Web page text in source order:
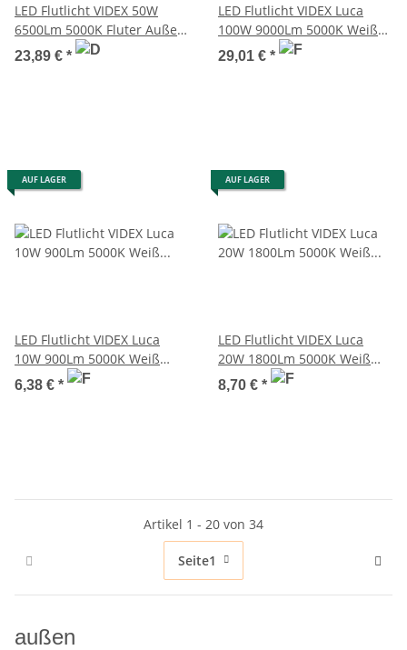
LED Flutlicht VIDEX 50W
6500Lm 5000K Fluter Außen
Strahler IP65
23,89 € *
LED Flutlicht VIDEX Luca
100W 9000Lm 5000K Weiß
Fluter IP65
29,01 € *
AUF LAGER
LED Flutlicht VIDEX Luca
10W 900Lm 5000K Weiß
Fluter IP65
6,38 € *
AUF LAGER
LED Flutlicht VIDEX Luca
20W 1800Lm 5000K Weiß
Fluter IP65
8,70 € *
Artikel 1 - 20 von 34
Seite1
außen